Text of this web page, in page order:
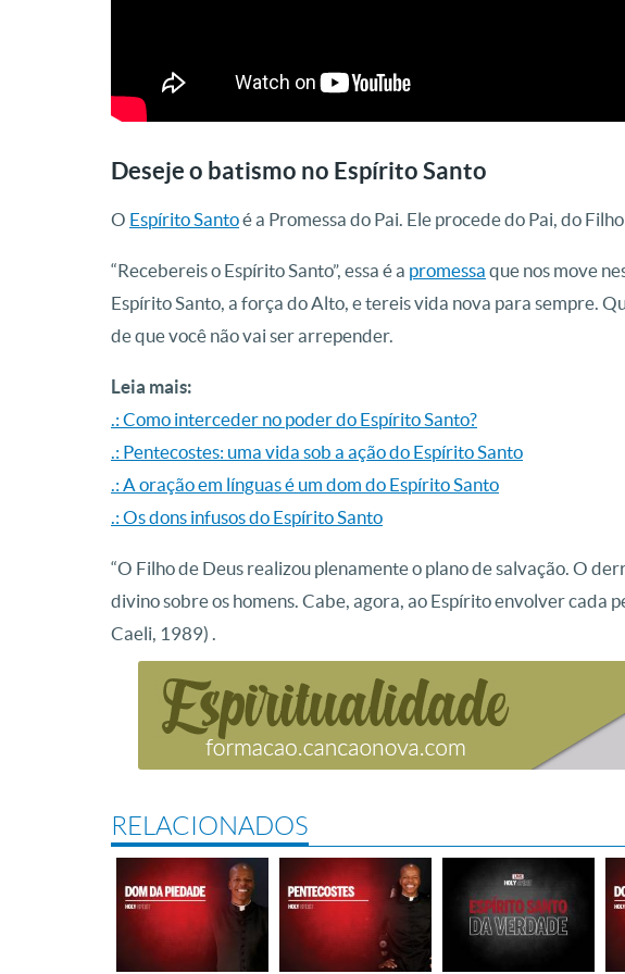
Deseje o batismo no Espírito Santo
O Espírito Santoé a Promessa do Pai. Ele procede do Pai, do
“Recebereis o Espírito Santo”, essa é a promessa que nos move
Espírito Santo, a força do Alto, e tereis vida nova para sempre.
de que você não vai ser arrepender.
Leia mais:
.: Como interceder no poder do Espírito Santo?
.: Pentecostes: uma vida sob a ação do Espírito Santo
.: A oração em línguas é um dom do Espírito Santo
.: Os dons infusos do Espírito Santo
“O Filho de Deus realizou plenamente o plano de salvação. O
divino sobre os homens. Cabe, agora, ao Espírito envolver cada
Caeli, 1989) .
RELACIONADOS